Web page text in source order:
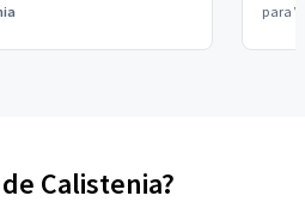
para
Calistenia?